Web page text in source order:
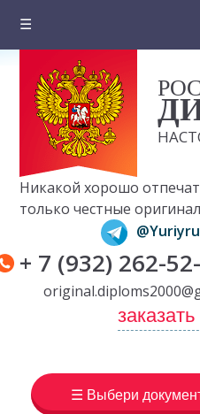
☰
О компании
Цены на документы
Вопросы и ответы
Отзывы клиентов
Оплата и доставка
Контакты
Никакой хорошо
только честные
+ 7 (932) 262-
☰ Выбери